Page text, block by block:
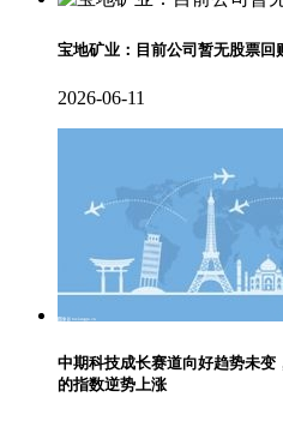
宝地矿业：目前公司暂无股票回
2026-06-11
中期科技成长赛道向好趋势未
的指数逆势上涨